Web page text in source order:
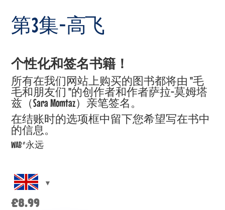
第 3 集 - 高飞
个性化和签名书籍！
所有在我们网站上购买的图书都将由 "毛
毛和朋友们 "的创作者和作者萨拉-莫姆塔
兹（Sara Momtaz）亲笔签名。
在结账时的选项框中留下您希望写在书中
的信息。
WAB®永远
£8.99